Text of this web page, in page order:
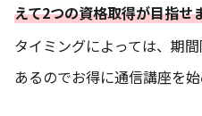
えて2つの資格取得が目指せ
タイミングによっては、期
あるのでお得に通信講座を